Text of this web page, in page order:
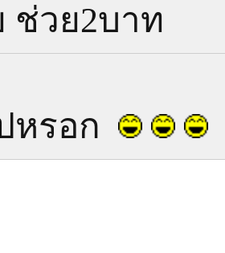
ช่วย2บาท
หรอก